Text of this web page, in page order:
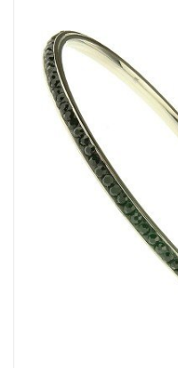
Haaraccesoires
Zonnebrillen
ON THE BEACH